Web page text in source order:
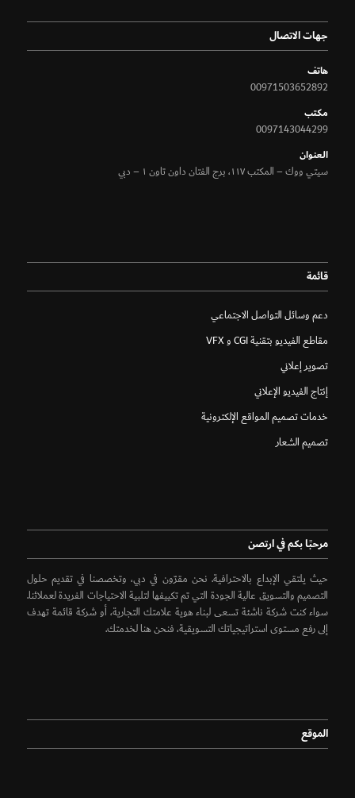
جهات الاتصال
هاتف
00971503652892
مكتب
0097143044299
الـعنوان
سيتي ووك – المكتب ١١٧، برج الفتان داون تاون ١ – دبي
قائمة
دعم وسائل التواصل الاجتماعي
مقاطع الفيديو بتقنية CGI و VFX
تصوير إعلاني
إنتاج الفيديو الإعلاني
خدمات تصميم المواقع الإلكترونية
تصميم الشعار
مرحبًا بكم في ارتصن
حيث يلتقي الإبداع بالاحترافية. نحن مقرّون في دبي، وتخصصنا في تقديم حلول
التصميم والتسويق عالية الجودة التي تم تكييفها لتلبية الاحتياجات الفريدة لعملائنا.
سواء كنت شركة ناشئة تسعى لبناء هوية علامتك التجارية، أو شركة قائمة تهدف
إلى رفع مستوى استراتيجياتك التسويقية، فنحن هنا لخدمتك.
الموقع